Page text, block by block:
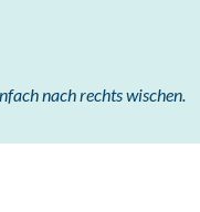
nach rechts wischen.